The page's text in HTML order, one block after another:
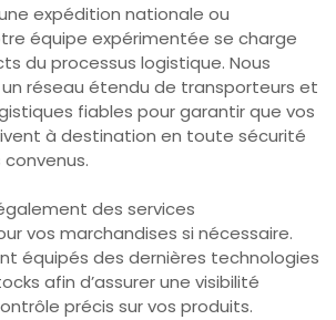
expédition nationale ou
équipe expérimentée se charge
du processus logistique. Nous
réseau étendu de transporteurs et
fiables pour garantir que vos
à destination en toute sécurité
des services
vos marchandises si nécessaire.
équipés des dernières technologies
afin d’assurer une visibilité
précis sur vos produits.